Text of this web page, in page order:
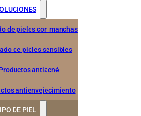
de pieles con manchas
de pieles sensibles
Productos antiacné
antienvejecimiento
DE PIEL